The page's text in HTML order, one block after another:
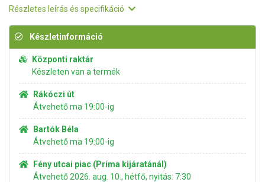
Részletes leírás és specifikáció
Készletinformáció
Központi raktár
Készleten van a termék
Rákóczi út
Átvehető ma 19:00-ig
Bartók Béla
Átvehető ma 19:00-ig
Fény utcai piac (Príma kijáratánál)
Átvehető 2026. aug. 10., hétfő, nyitás: 7:30